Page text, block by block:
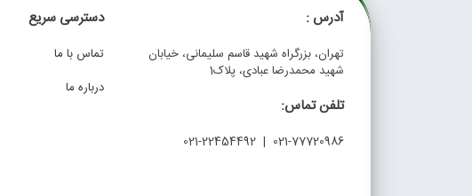
آدرس :
تهران، بزرگراه شهید قاسم سلیمانی، خیابان
شهید محمدرضا عبادی، پلاک1
تلفن تماس:
021-77720986 | 021-22454492
دسترسی سریع
تماس با ما
درباره ما